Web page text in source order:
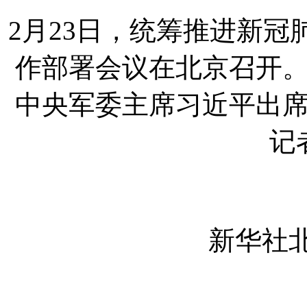
2月23日，统筹推进新冠
作部署会议在北京召开
中央军委主席习近平出
记
新华社